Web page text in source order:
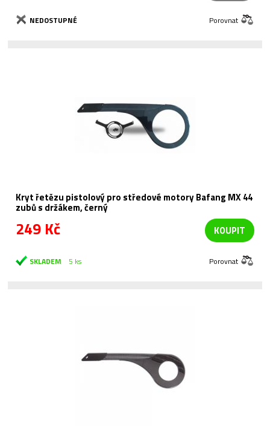
NEDOSTUPNÉ Porovnat
Kryt řetězu pistolový pro středové motory Bafang MX 44
zubů s držákem, černý
249 Kč KOUPIT
SKLADEM 5 ks Porovnat